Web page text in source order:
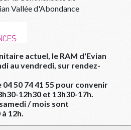
Vallée d'Abondance
actuel, le RAM d'Evian
au vendredi, sur rendez-
50 74 41 55 pour convenir
12h30 et 13h30-17h.
/ mois sont
12h.